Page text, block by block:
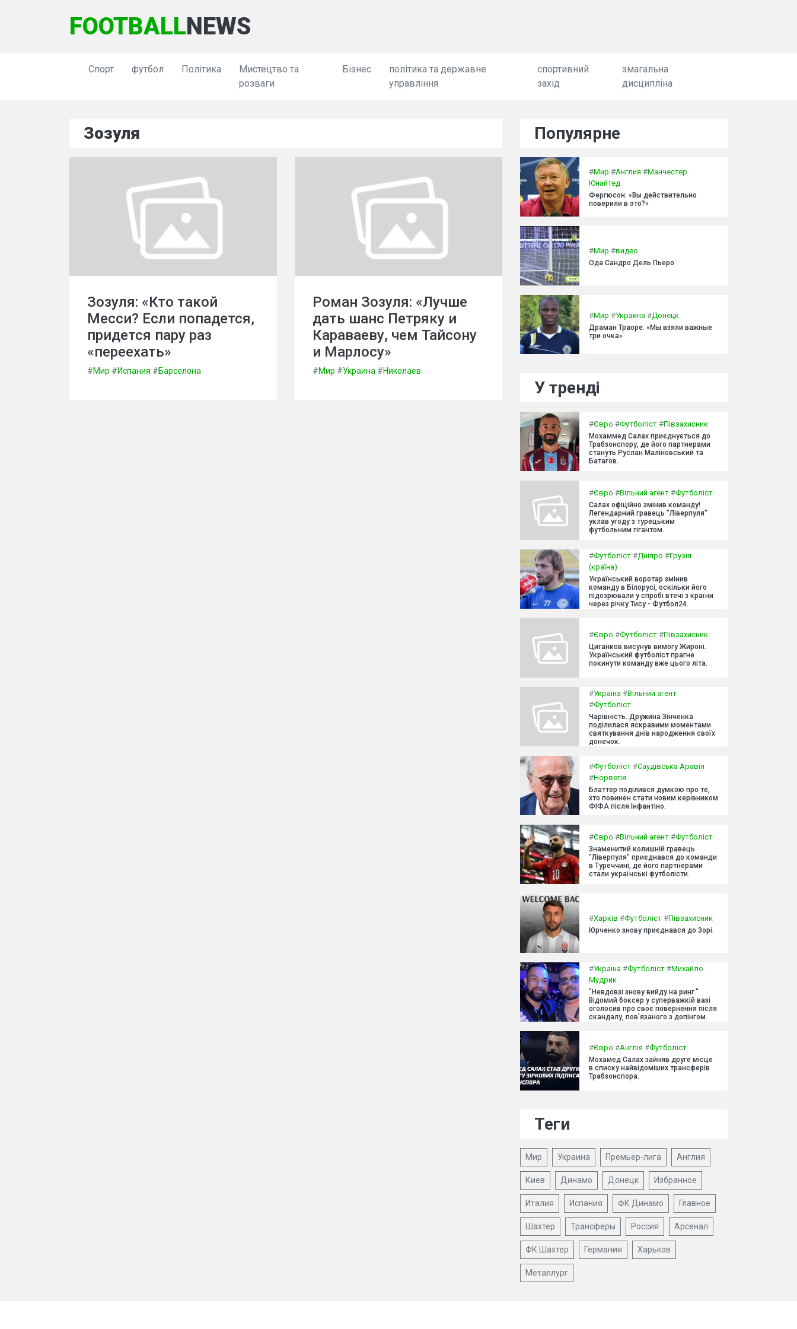
FOOTBALLNEWS
Спорт футбол Політика
Мистецтво та
розваги
Бізнес
політика та державне
управління
спортивний
захід
змагальна
дисципліна
Зозуля
Зозуля: «Кто такой
Месси? Если попадется,
придется пару раз
«переехать»
#Мир #Испания #Барселона
Роман Зозуля: «Лучше
дать шанс Петряку и
Караваеву, чем Тайсону
и Марлосу»
#Мир #Украина #Николаев
Популярне
#Мир #Англия #Манчестер
Юнайтед
Фергюсон: «Вы действительно
поверили в это?»
#Мир #видео
Ода Сандро Дель Пьеро
#Мир #Украина #Донецк
Драман Траоре: «Мы взяли важные
три очка»
У тренді
#Євро #Футболіст #Півзахисник
Мохаммед Салах приєднується до
Трабзонспору, де його партнерами
стануть Руслан Маліновський та
Батагов.
#Євро #Вільний агент #Футболіст
Салах офіційно змінив команду!
Легендарний гравець "Ліверпуля"
уклав угоду з турецьким
футбольним гігантом.
#Футболіст #Дніпро #Грузія
(країна)
Український воротар змінив
команду в Білорусі, оскільки його
підозрювали у спробі втечі з країни
через річку Тису - Футбол24.
#Євро #Футболіст #Півзахисник
Циганков висунув вимогу Жироні.
Український футболіст прагне
покинути команду вже цього літа.
#Україна #Вільний агент
#Футболіст
Чарівність. Дружина Зінченка
поділилася яскравими моментами
святкування днів народження своїх
донечок.
#Футболіст #Саудівська Аравія
#Норвегія
Блаттер поділився думкою про те,
хто повинен стати новим керівником
ФІФА після Інфантіно.
#Євро #Вільний агент #Футболіст
Знаменитий колишній гравець
"Ліверпуля" приєднався до команди
в Туреччині, де його партнерами
стали українські футболісти.
#Харків #Футболіст #Півзахисник
Юрченко знову приєднався до Зорі.
#Україна #Футболіст #Михайло
Мудрик
"Невдовзі знову вийду на ринг."
Відомий боксер у суперважкій вазі
оголосив про своє повернення після
скандалу, пов'язаного з допінгом.
#Євро #Англія #Футболіст
Мохамед Салах зайняв друге місце
в списку найвідоміших трансферів
Трабзонспора.
Теги
Мир Украина Премьер-лига Англия
Киев Динамо Донецк Избранное
Италия Испания ФК Динамо Главное
Шахтер Трансферы Россия Арсенал
ФК Шахтер Германия Харьков
Металлург